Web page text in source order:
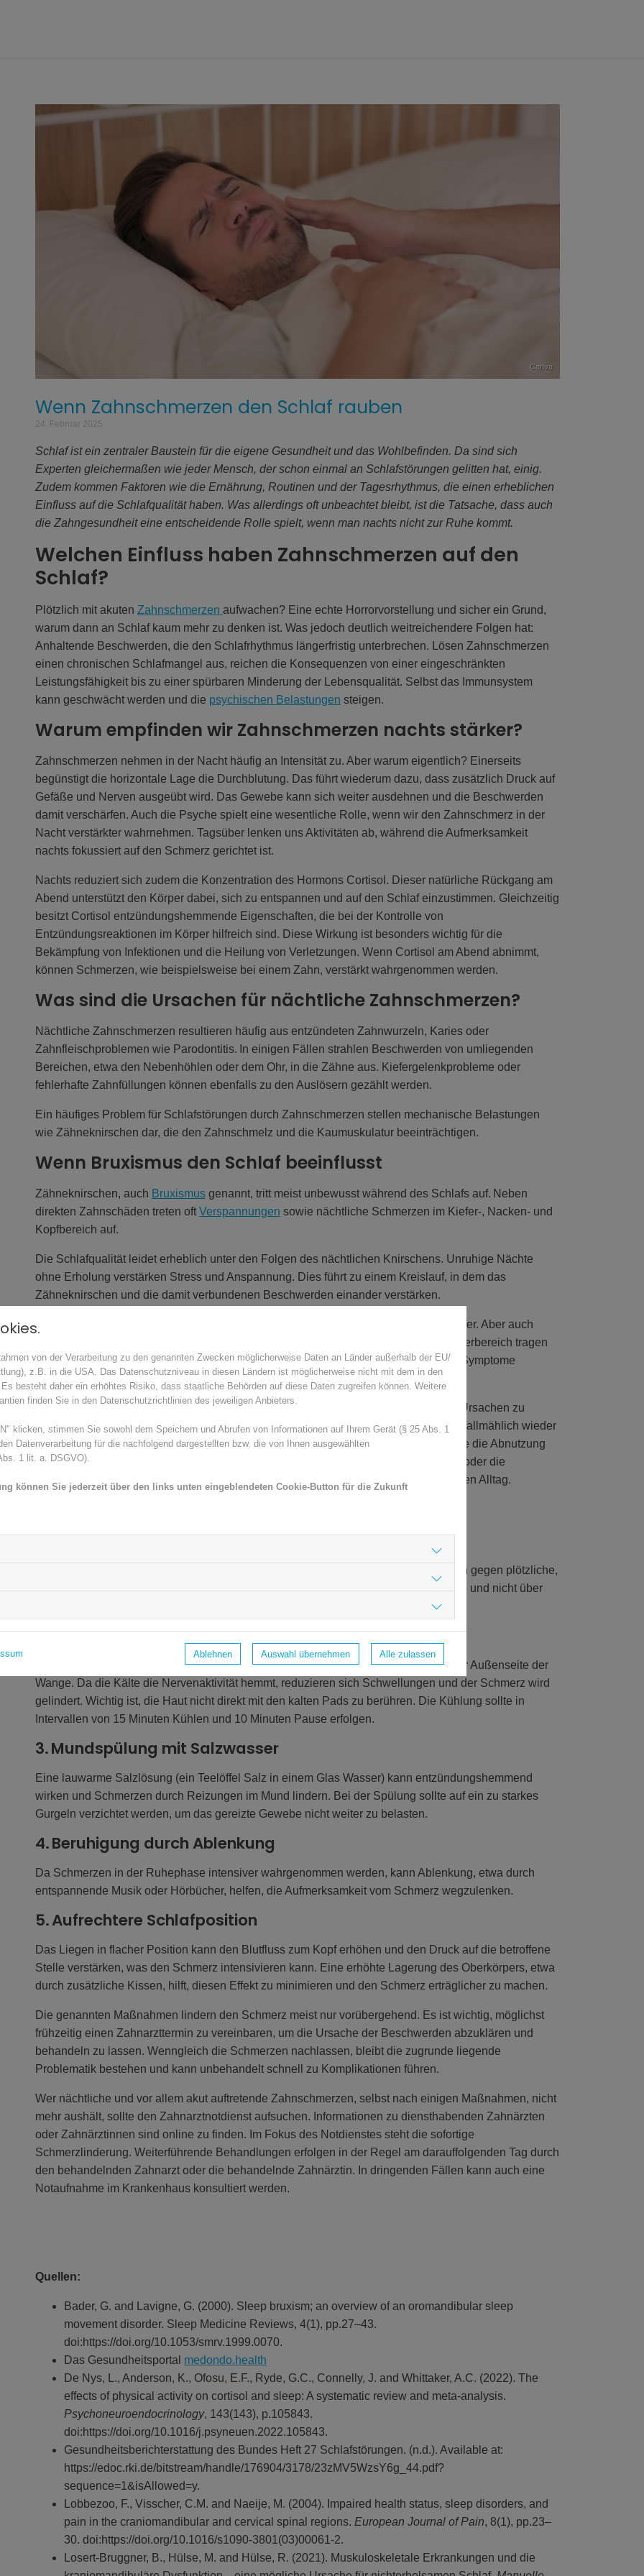
Canva
Wenn Zahnschmerzen den Schlaf rauben
24. Februar 2025
Schlaf ist ein zentraler Baustein für die eigene Gesundheit und das Wohlbefinden. Da sind sich
Experten gleichermaßen wie jeder Mensch, der schon einmal an Schlafstörungen gelitten hat, einig.
Zudem kommen Faktoren wie die Ernährung, Routinen und der Tagesrhythmus, die einen erheblichen
Einfluss auf die Schlafqualität haben. Was allerdings oft unbeachtet bleibt, ist die Tatsache, dass auch
die Zahngesundheit eine entscheidende Rolle spielt, wenn man nachts nicht zur Ruhe kommt.
Welchen Einfluss haben Zahnschmerzen auf den
Schlaf?
Plötzlich mit akuten Zahnschmerzen aufwachen? Eine echte Horrorvorstellung und sicher ein Grund,
warum dann an Schlaf kaum mehr zu denken ist. Was jedoch deutlich weitreichendere Folgen hat:
Anhaltende Beschwerden, die den Schlafrhythmus längerfristig unterbrechen. Lösen Zahnschmerzen
einen chronischen Schlafmangel aus, reichen die Konsequenzen von einer eingeschränkten
Leistungsfähigkeit bis zu einer spürbaren Minderung der Lebensqualität. Selbst das Immunsystem
kann geschwächt werden und die psychischen Belastungen steigen.
Warum empfinden wir Zahnschmerzen nachts stärker?
Zahnschmerzen nehmen in der Nacht häufig an Intensität zu. Aber warum eigentlich? Einerseits
begünstigt die horizontale Lage die Durchblutung. Das führt wiederum dazu, dass zusätzlich Druck auf
Gefäße und Nerven ausgeübt wird. Das Gewebe kann sich weiter ausdehnen und die Beschwerden
damit verschärfen. Auch die Psyche spielt eine wesentliche Rolle, wenn wir den Zahnschmerz in der
Nacht verstärkter wahrnehmen. Tagsüber lenken uns Aktivitäten ab, während die Aufmerksamkeit
nachts fokussiert auf den Schmerz gerichtet ist.
Nachts reduziert sich zudem die Konzentration des Hormons Cortisol. Dieser natürliche Rückgang am
Abend unterstützt den Körper dabei, sich zu entspannen und auf den Schlaf einzustimmen. Gleichzeitig
besitzt Cortisol entzündungshemmende Eigenschaften, die bei der Kontrolle von
Entzündungsreaktionen im Körper hilfreich sind. Diese Wirkung ist besonders wichtig für die
Bekämpfung von Infektionen und die Heilung von Verletzungen. Wenn Cortisol am Abend abnimmt,
können Schmerzen, wie beispielsweise bei einem Zahn, verstärkt wahrgenommen werden.
Was sind die Ursachen für nächtliche Zahnschmerzen?
Nächtliche Zahnschmerzen resultieren häufig aus entzündeten Zahnwurzeln, Karies oder
Zahnfleischproblemen wie Parodontitis. In einigen Fällen strahlen Beschwerden von umliegenden
Bereichen, etwa den Nebenhöhlen oder dem Ohr, in die Zähne aus. Kiefergelenkprobleme oder
fehlerhafte Zahnfüllungen können ebenfalls zu den Auslösern gezählt werden.
Ein häufiges Problem für Schlafstörungen durch Zahnschmerzen stellen mechanische Belastungen
wie Zähneknirschen dar, die den Zahnschmelz und die Kaumuskulatur beeinträchtigen.
Wenn Bruxismus den Schlaf beeinflusst
Zähneknirschen, auch Bruxismus genannt, tritt meist unbewusst während des Schlafs auf. Neben
direkten Zahnschäden treten oft Verspannungen sowie nächtliche Schmerzen im Kiefer-, Nacken- und
Kopfbereich auf.
Die Schlafqualität leidet erheblich unter den Folgen des nächtlichen Knirschens. Unruhige Nächte
ohne Erholung verstärken Stress und Anspannung. Dies führt zu einem Kreislauf, in dem das
Zähneknirschen und die damit verbundenen Beschwerden einander verstärken.
Die Ursachen für Zähneknirschen sind vielfältig. Stress gilt als einer der Hauptauslöser. Aber auch
Fehlstellungen der Zähne, muskuläre Dysbalancen oder Funktionsstörungen im Kieferbereich tragen
dazu bei. Ohne gezielte Behandlung von Zahnarzt oder Zahnärztin können sich die Symptome
verschlimmern und die Schlaf- sowie Lebensqualität dauerhaft beeinträchtigen.
Wird Bruxismus als Auslöser festgestellt, zielt eine effektive Therapie darauf ab, die Ursachen zu
adressieren und das Zähneknirschen nachhaltig zu reduzieren. So finden Betroffene allmählich wieder
zu einem ausgewogenen Schlaf. Eine Alternative bieten etwa spezielle Schienen, die die Abnutzung
der Zähne durch das Knirschen verhindern und den Druck reduzieren. Der Zahnarzt oder die
Zahnärztin berät über eine geeignete Behandlung und gibt professionelle Tipps für den Alltag.
1. Schmerzmittel einsetzen
Schmerzmittel wie Ibuprofen oder Paracetamol sind effektive Erste-Hilfe-Maßnahmen gegen plötzliche,
nächtliche Zahnschmerzen. Die Einnahme sollte immer gemäß der Packungsbeilage und nicht über
2. Kühlung der betroffenen Stelle
Ebenso ist ein kalter, nasser Lappen oder ein in ein Tuch gewickeltes Kühlpad an der Außenseite der
Wange. Da die Kälte die Nervenaktivität hemmt, reduzieren sich Schwellungen und der Schmerz wird
gelindert. Wichtig ist, die Haut nicht direkt mit den kalten Pads zu berühren. Die Kühlung sollte in
Intervallen von 15 Minuten Kühlen und 10 Minuten Pause erfolgen.
3. Mundspülung mit Salzwasser
Eine lauwarme Salzlösung (ein Teelöffel Salz in einem Glas Wasser) kann entzündungshemmend
wirken und Schmerzen durch Reizungen im Mund lindern. Bei der Spülung sollte auf ein zu starkes
Gurgeln verzichtet werden, um das gereizte Gewebe nicht weiter zu belasten.
4. Beruhigung durch Ablenkung
Da Schmerzen in der Ruhephase intensiver wahrgenommen werden, kann Ablenkung, etwa durch
entspannende Musik oder Hörbücher, helfen, die Aufmerksamkeit vom Schmerz wegzulenken.
5. Aufrechtere Schlafposition
Das Liegen in flacher Position kann den Blutfluss zum Kopf erhöhen und den Druck auf die betroffene
Stelle verstärken, was den Schmerz intensivieren kann. Eine erhöhte Lagerung des Oberkörpers, etwa
durch zusätzliche Kissen, hilft, diesen Effekt zu minimieren und den Schmerz erträglicher zu machen.
Die genannten Maßnahmen lindern den Schmerz meist nur vorübergehend. Es ist wichtig, möglichst
frühzeitig einen Zahnarzttermin zu vereinbaren, um die Ursache der Beschwerden abzuklären und
behandeln zu lassen. Wenngleich die Schmerzen nachlassen, bleibt die zugrunde liegende
Problematik bestehen und kann unbehandelt schnell zu Komplikationen führen.
Wer nächtliche und vor allem akut auftretende Zahnschmerzen, selbst nach einigen Maßnahmen, nicht
mehr aushält, sollte den Zahnarztnotdienst aufsuchen. Informationen zu diensthabenden Zahnärzten
oder Zahnärztinnen sind online zu finden. Im Fokus des Notdienstes steht die sofortige
Schmerzlinderung. Weiterführende Behandlungen erfolgen in der Regel am darauffolgenden Tag durch
den behandelnden Zahnarzt oder die behandelnde Zahnärztin. In dringenden Fällen kann auch eine
Notaufnahme im Krankenhaus konsultiert werden.
Quellen:
Bader, G. and Lavigne, G. (2000). Sleep bruxism; an overview of an oromandibular sleep
movement disorder. Sleep Medicine Reviews, 4(1), pp.27–43.
doi:https://doi.org/10.1053/smrv.1999.0070.
Das Gesundheitsportal medondo.health
De Nys, L., Anderson, K., Ofosu, E.F., Ryde, G.C., Connelly, J. and Whittaker, A.C. (2022). The
effects of physical activity on cortisol and sleep: A systematic review and meta-analysis.
Psychoneuroendocrinology, 143(143), p.105843.
doi:https://doi.org/10.1016/j.psyneuen.2022.105843.
Gesundheitsberichterstattung des Bundes Heft 27 Schlafstörungen. (n.d.). Available at:
https://edoc.rki.de/bitstream/handle/176904/3178/23zMV5WzsY6g_44.pdf?
sequence=1&isAllowed=y.
Lobbezoo, F., Visscher, C.M. and Naeije, M. (2004). Impaired health status, sleep disorders, and
pain in the craniomandibular and cervical spinal regions. European Journal of Pain, 8(1), pp.23–
30. doi:https://doi.org/10.1016/s1090-3801(03)00061-2.
Losert-Bruggner, B., Hülse, M. and Hülse, R. (2021). Muskuloskeletale Erkrankungen und die
von der Verarbeitung zu den genannten Zwecken möglicherweise Daten an Länder außerhalb der EU/
z.B. in die USA. Das Datenschutzniveau in diesen Ländern ist möglicherweise nicht mit dem in den
besteht daher ein erhöhtes Risiko, dass staatliche Behörden auf diese Daten zugreifen können. Weitere
finden Sie in den Datenschutzrichtlinien des jeweiligen Anbieters.
klicken, stimmen Sie sowohl dem Speichern und Abrufen von Informationen auf Ihrem Gerät (§ 25 Abs. 1
Datenverarbeitung für die nachfolgend dargestellten bzw. die von Ihnen ausgewählten
1 lit. a. DSGVO).
können Sie jederzeit über den links unten eingeblendeten Cookie-Button für die Zukunft
Ablehnen Auswahl übernehmen Alle zulassen